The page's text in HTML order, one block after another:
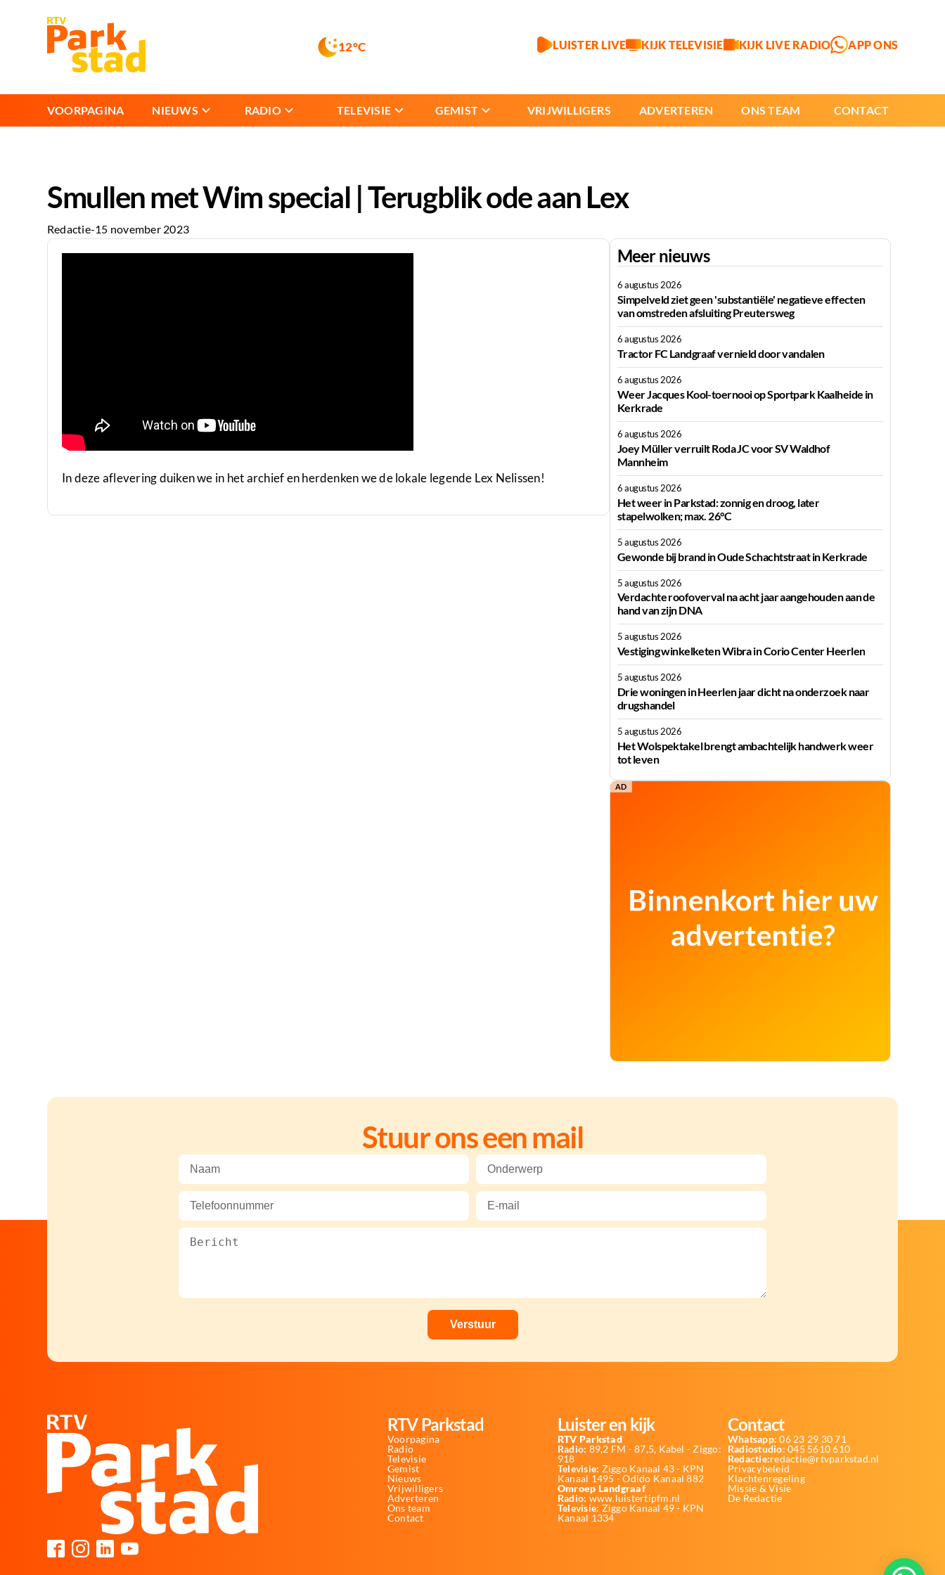
12°C LUISTER LIVE KIJK TELEVISIE KIJK LIVE RADIO APP ONS
VOORPAGINA NIEUWS RADIO TELEVISIE GEMIST VRIJWILLIGERS ADVERTEREN ONS TEAM CONTACT
Smullen met Wim special | Terugblik ode aan Lex
Redactie-15 november 2023
In deze aflevering duiken we in het archief en herdenken we de lokale legende Lex Nelissen!
Meer nieuws
6 augustus 2026
Simpelveld ziet geen 'substantiële' negatieve effecten
van omstreden afsluiting Preutersweg
6 augustus 2026
Tractor FC Landgraaf vernield door vandalen
6 augustus 2026
Weer Jacques Kool-toernooi op Sportpark Kaalheide in
Kerkrade
6 augustus 2026
Joey Müller verruilt Roda JC voor SV Waldhof
Mannheim
6 augustus 2026
Het weer in Parkstad: zonnig en droog, later
stapelwolken; max. 26°C
5 augustus 2026
Gewonde bij brand in Oude Schachtstraat in Kerkrade
5 augustus 2026
Verdachte roofoverval na acht jaar aangehouden aan de
hand van zijn DNA
5 augustus 2026
Vestiging winkelketen Wibra in Corio Center Heerlen
5 augustus 2026
Drie woningen in Heerlen jaar dicht na onderzoek naar
drugshandel
5 augustus 2026
Het Wolspektakel brengt ambachtelijk handwerk weer
tot leven
AD
Stuur ons een mail
RTV Parkstad
Voorpagina
Radio
Televisie
Gemist
Nieuws
Vrijwilligers
Adverteren
Ons team
Contact
Luister en kijk
RTV Parkstad
Radio: 89,2 FM - 87,5, Kabel - Ziggo:
918
Televisie: Ziggo Kanaal 43 - KPN
Kanaal 1495 - Odido Kanaal 882
Omroep Landgraaf
Radio: www.luistertipfm.nl
Televisie: Ziggo Kanaal 49 - KPN
Kanaal 1334
Contact
Whatsapp: 06 23 29 30 71
Radiostudio: 045 5610 610
Redactie:redactie@rtvparkstad.nl
Privacybeleid
Klachtenregeling
Missie & Visie
De Redactie